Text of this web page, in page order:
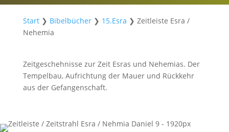
Start❯ Bibelbücher❯ 15.Esra ❯ Zeitleiste Esra /
Nehemia
Zeitgeschehnisse zur Zeit Esras und Nehemias. Der
Tempelbau, Aufrichtung der Mauer und Rückkehr
aus der Gefangenschaft.